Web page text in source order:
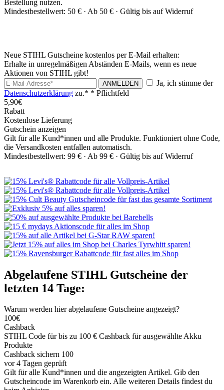
Bestellung nutzen.
Mindestbestellwert: 50 € · Ab 50 € · Gültig bis auf Widerruf
Neue STIHL Gutscheine kostenlos per E-Mail erhalten:
Erhalte in unregelmäßigen Abständen E-Mails, wenn es neue
Aktionen von STIHL gibt!
ANMELDEN
Ja, ich stimme der
Datenschutzerklärung zu.* * Pflichtfeld
5,90€
Rabatt
Kostenlose Lieferung
Gutschein anzeigen
Gilt für alle Kund*innen und alle Produkte. Funktioniert ohne Code,
die Versandkosten entfallen automatisch.
Mindestbestellwert: 99 € · Ab 99 € · Gültig bis auf Widerruf
Abgelaufene STIHL Gutscheine der
letzten 14 Tage:
Warum werden hier abgelaufene Gutscheine angezeigt?
100€
Cashback
STIHL Code für bis zu 100 € Cashback für ausgewählte Akku
Produkte
Cashback sichern 100
vor 4 Tagen geprüft
Gilt für alle Kund*innen und die angezeigten Artikel. Gib den
Gutscheincode im Warenkorb ein. Alle weiteren Details findest du